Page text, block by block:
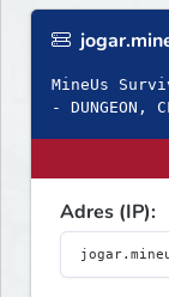
MineUs
- DUNGEON,
Adres (IP):